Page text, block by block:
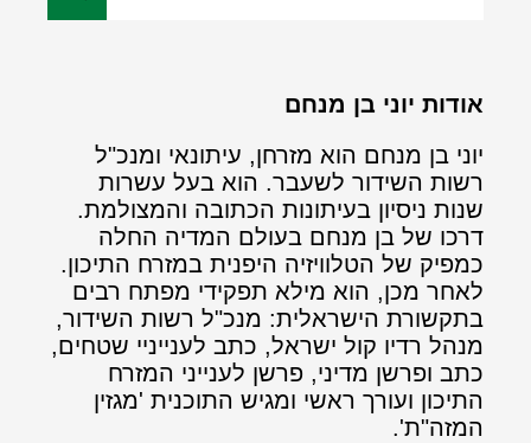
אודות יוני בן מנחם
יוני בן מנחם הוא מזרחן, עיתונאי ומנכ"ל
רשות השידור לשעבר. הוא בעל עשרות
שנות ניסיון בעיתונות הכתובה והמצולמת.
דרכו של בן מנחם בעולם המדיה החלה
כמפיק של הטלוויזיה היפנית במזרח התיכון.
לאחר מכן, הוא מילא תפקידי מפתח רבים
בתקשורת הישראלית: מנכ"ל רשות השידור,
מנהל רדיו קול ישראל, כתב לענייניי שטחים,
כתב ופרשן מדיני, פרשן לענייני המזרח
התיכון ועורך ראשי ומגיש התוכנית 'מגזין
המזה"ת'.